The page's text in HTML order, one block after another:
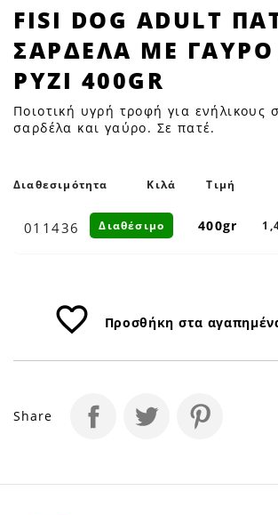
FISI
DOG
ADULT
ΠΑΤΕ
ΣΑΡΔΕΛΑ
ΜΕ
ΓΑΥΡΟ
ΡΥΖΙ
|
FISI DOG ADULT
ΣΑΡΔΕΛΑ ΜΕ ΓΑΥΡΟ
ΡΥΖΙ 400GR
Ποιοτική υγρή τροφή για ενήλικους
σαρδέλα και γαύρο. Σε πατέ.
Διαθεσιμότητα Κιλά Τιμή
011436 400gr
Διαθέσιμο
favorite_border Προσθήκη στα
Share